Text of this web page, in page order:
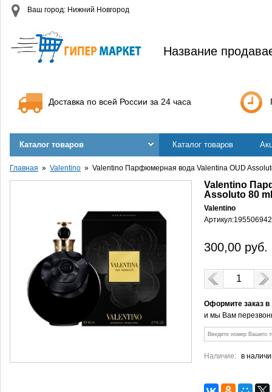
Ваш город: Нижний Новгород
Название
Доставка по всей России за 24 часа
Каталог товаров Каталог товаров
Главная Valentino Valentino Парфюмерная вода Valentina OUD
Valentino
Assoluto 80
Valentino
Артикул:
300,00 руб.
Оформите заказ
и мы Вам
Наличие: в